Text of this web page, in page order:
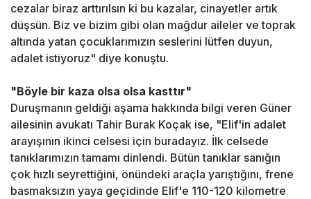
cezalar biraz arttırılsın ki bu kazalar, cinayetler artık
düşsün. Biz ve bizim gibi olan mağdur aileler ve toprak
altında yatan çocuklarımızın seslerini lütfen duyun,
adalet istiyoruz" diye konuştu.
"Böyle bir kaza olsa olsa kasttır"
Duruşmanın geldiği aşama hakkında bilgi veren Güner
ailesinin avukatı Tahir Burak Koçak ise, "Elif'in adalet
arayışının ikinci celsesi için buradayız. İlk celsede
tanıklarımızın tamamı dinlendi. Bütün tanıklar sanığın
çok hızlı seyrettiğini, önündeki araçla yarıştığını, frene
basmaksızın yaya geçidinde Elif'e 110-120 kilometre